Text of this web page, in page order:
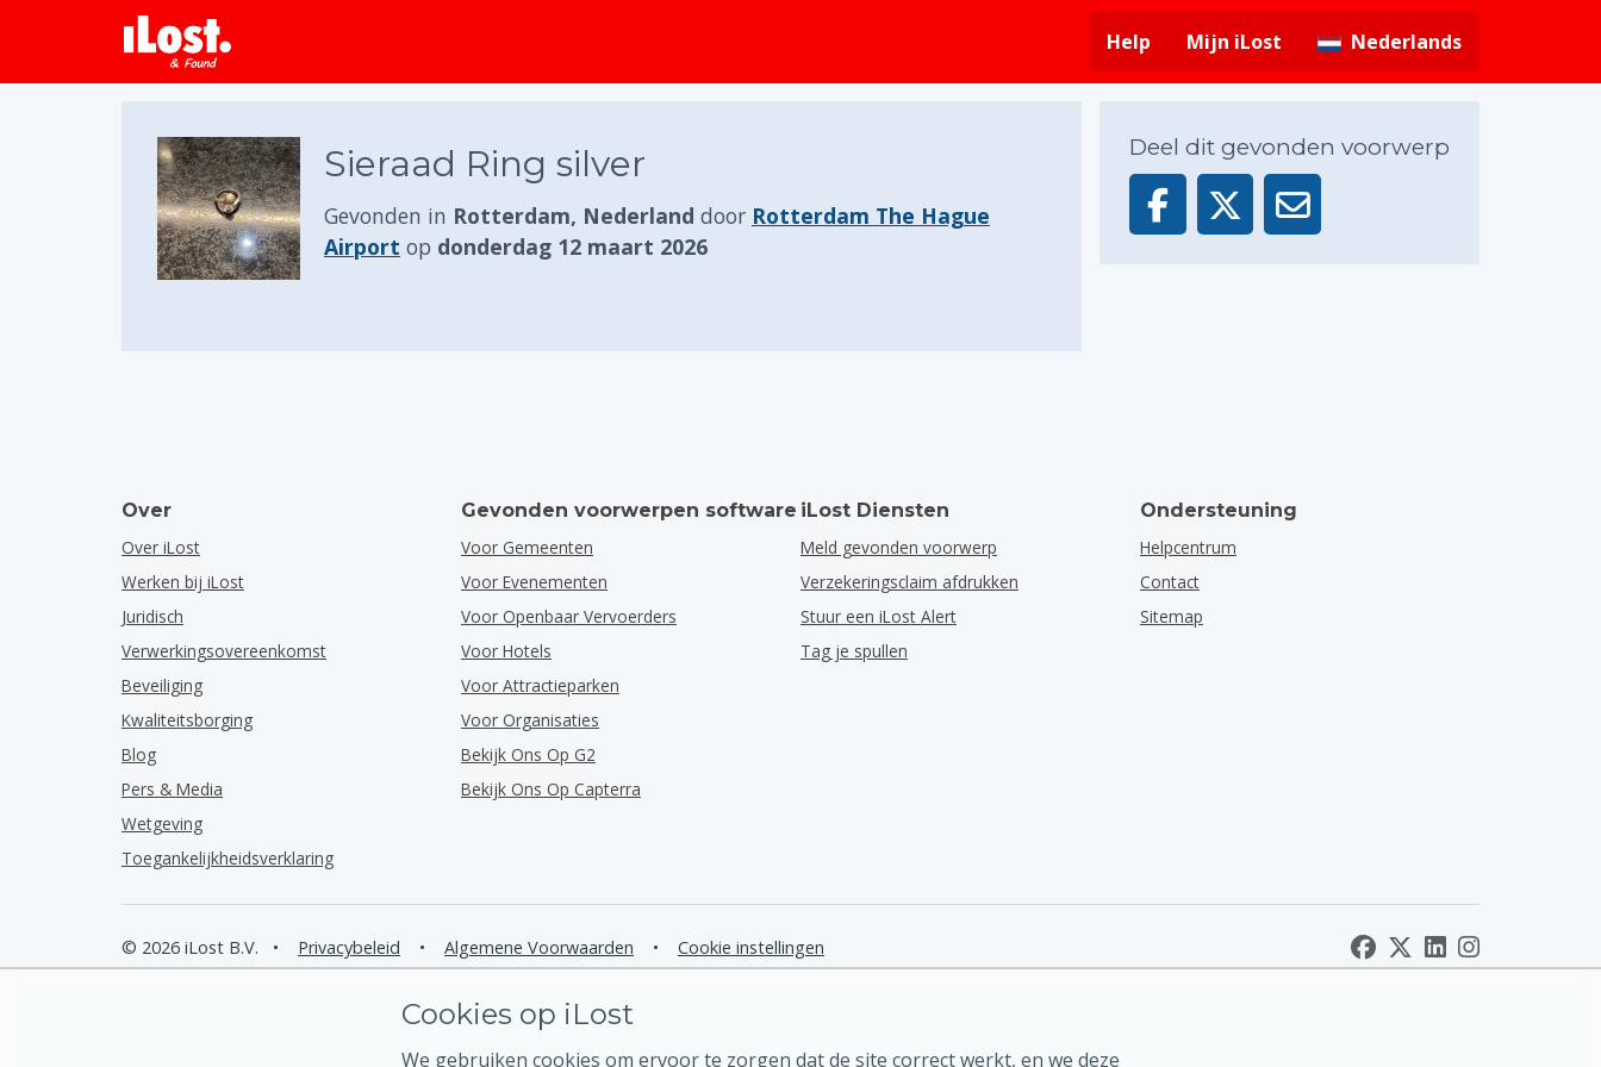
Help Mijn iLost Nederlands
Sieraad Ring silver
Gevonden in Rotterdam, Nederland door Rotterdam The Hague
Airport op donderdag 12 maart 2026
Deel dit gevonden voorwerp
Over
Over iLost
Werken bij iLost
Juridisch
Verwerkingsovereenkomst
Beveiliging
Kwaliteitsborging
Blog
Pers & Media
Wetgeving
Toegankelijkheidsverklaring
Gevonden voorwerpen software
Voor Gemeenten
Voor Evenementen
Voor Openbaar Vervoerders
Voor Hotels
Voor Attractieparken
Voor Organisaties
Bekijk Ons Op G2
Bekijk Ons Op Capterra
iLost Diensten
Meld gevonden voorwerp
Verzekeringsclaim afdrukken
Stuur een iLost Alert
Tag je spullen
Ondersteuning
Helpcentrum
Contact
Sitemap
© 2026 iLost B.V. • Privacybeleid • Algemene Voorwaarden • Cookie instellingen
Cookies op iLost
We gebruiken cookies om ervoor te zorgen dat de site correct werkt, en we deze